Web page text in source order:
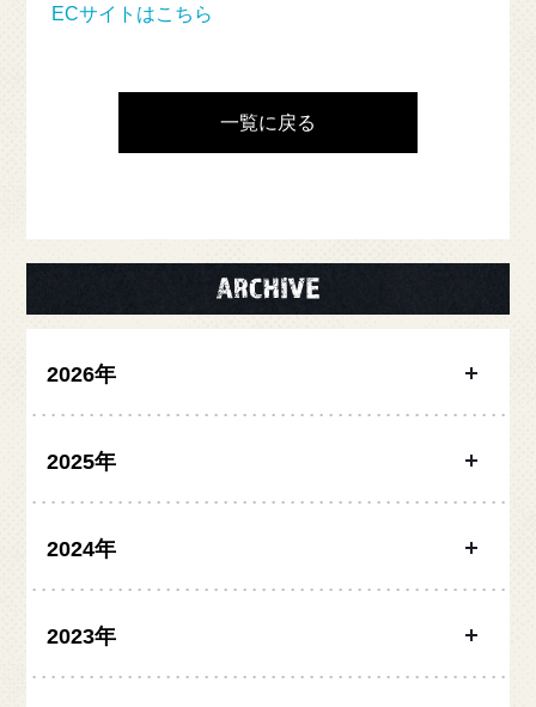
ECサイトはこちら
一覧に戻る
2026年
2025年
2024年
2023年